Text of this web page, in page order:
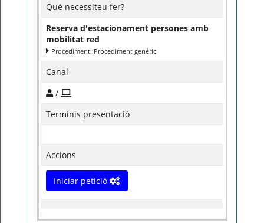
Què necessiteu fer?
Reserva d'estacionament persones amb
mobilitat red
Procediment: Procediment genèric
Canal
/
Terminis presentació
Accions
Iniciar petició